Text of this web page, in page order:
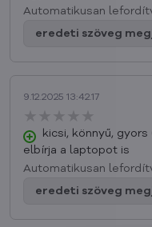
Automatikusan
eredeti szöveg
9.12.2025 13:42.17
kicsi, könnyű,
elbírja a laptopot is
Automatikusan
eredeti szöveg